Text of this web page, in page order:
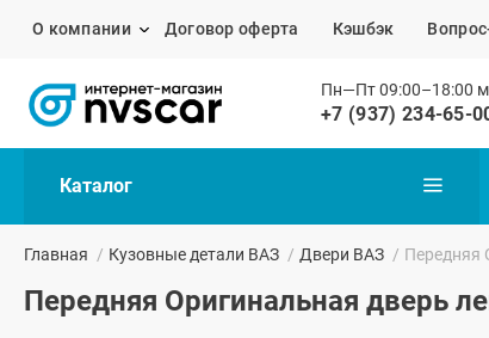
О компании Договор оферта Кэшбэк
Пн—Пт 09:00–18:00
+7 (937) 234-65-
Каталог
Главная / Кузовные детали ВАЗ / Двери ВАЗ / Передняя
Передняя Оригинальная дверь